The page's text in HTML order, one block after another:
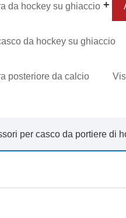
da hockey su ghiaccio
da hockey su ghiaccio
posteriore da calcio
per casco da portiere di